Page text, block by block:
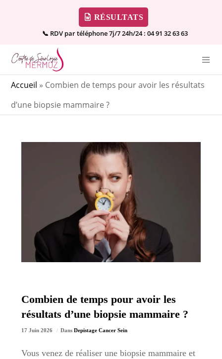
RÉSULTATS
📞 RDV par téléphone 7j/7 24h/24 : 04 91 32 63 63
Accueil » Combien de temps pour avoir les résultats
d’une biopsie mammaire ?
Combien de temps pour avoir les
résultats d’une biopsie mammaire ?
17 Juin 2026 Dans Depistage Cancer Sein
Vous venez de réaliser une biopsie mammaire et